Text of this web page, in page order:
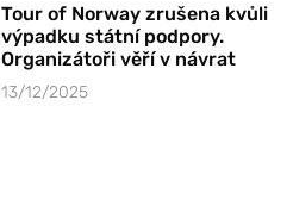
Tour of Norway zrušena kvůli
výpadku státní podpory.
Organizátoři věří v návrat
13/12/2025